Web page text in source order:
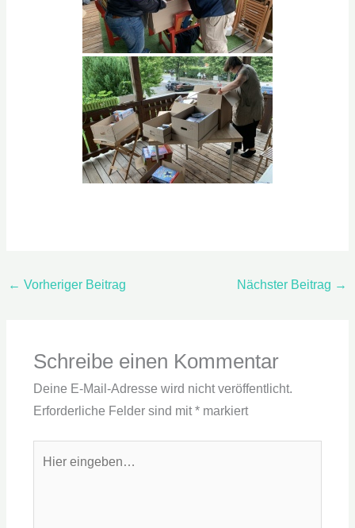
← Vorheriger Beitrag Nächster Beitrag →
Schreibe einen Kommentar
Deine E-Mail-Adresse wird nicht veröffentlicht.
Erforderliche Felder sind mit*markiert
eingeben…